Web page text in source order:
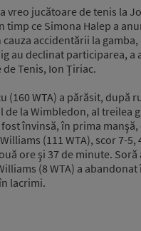
vreo jucătoare de tenis la
timp ce Simona Halep a
accidentării la gamba,
au declinat participarea, a
Tenis, Ion Țiriac.
(160 WTA) a părăsit, după
la Wimbledon, al treilea
învinsă, în prima manşă,
(111 WTA), scor 7-5,
ore şi 37 de minute. Soră
(8 WTA) a
lacrimi.